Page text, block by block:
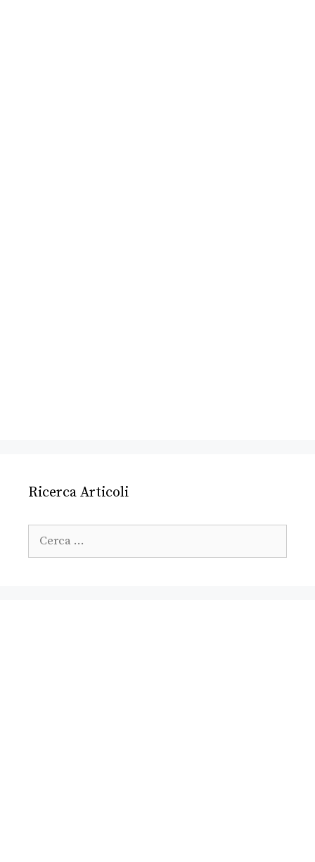
Ricerca Articoli